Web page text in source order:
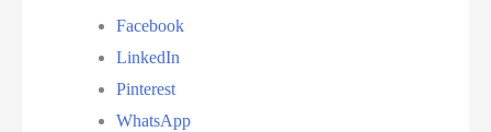
Facebook
LinkedIn
Pinterest
WhatsApp